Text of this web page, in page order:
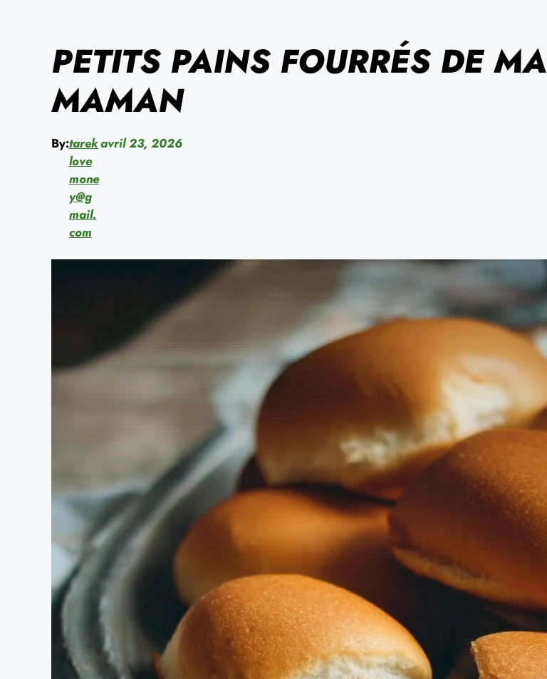
PETITS PAINS FOURRÉS DE MA
MAMAN
By:tarek
love
mone
y@g
mail.
com
avril 23, 2026